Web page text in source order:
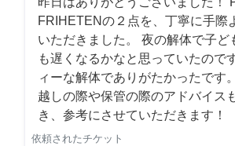
FRIHETENの２点を、丁寧に手際
いただきました。 夜の解体で子ど
も遅くなるかなと思っていたので
ィーな解体でありがたかったです
越しの際や保管の際のアドバイス
き、参考にさせていただきます！
依頼されたチケット